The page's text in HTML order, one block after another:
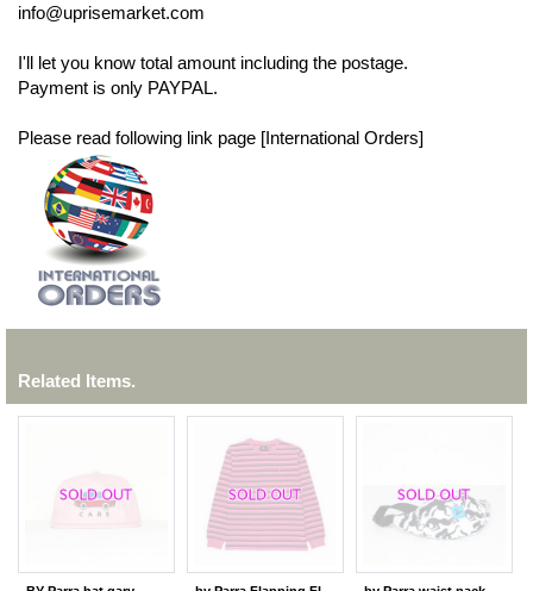
info@uprisemarket.com
I'll let you know total amount including the postage.
Payment is only PAYPAL.
Please read following link page [International Orders]
Related Items.